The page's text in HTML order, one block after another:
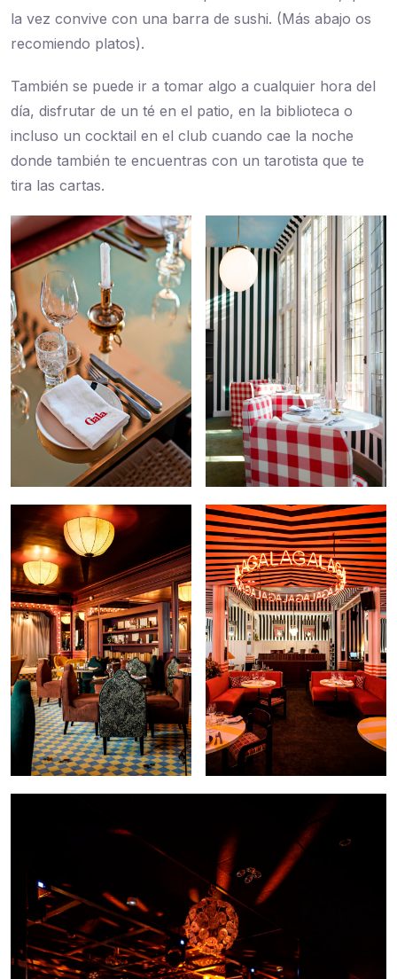
la vez convive con una barra de sushi. (Más abajo os
recomiendo platos).
También se puede ir a tomar algo a cualquier hora del
día, disfrutar de un té en el patio, en la biblioteca o
incluso un cocktail en el club cuando cae la noche
donde también te encuentras con un tarotista que te
tira las cartas.